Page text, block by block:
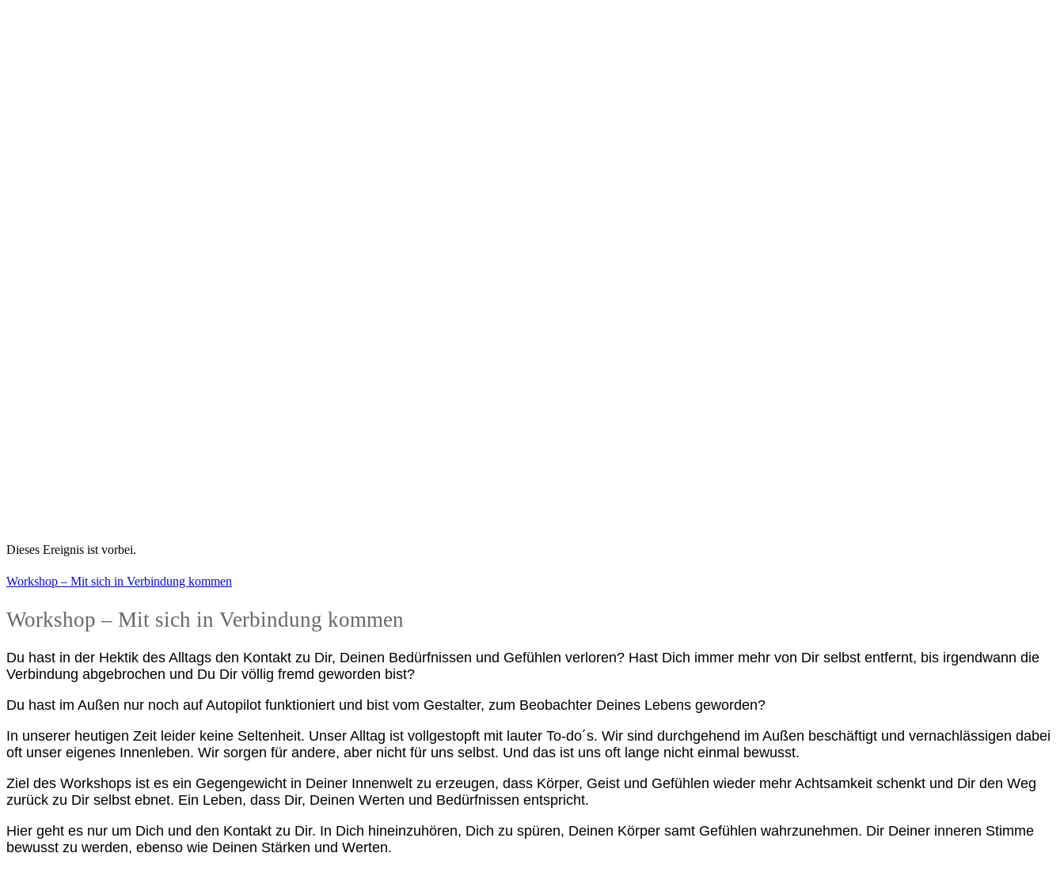
Dieses Ereignis ist vorbei.
Workshop – Mit sich in Verbindung kommen
Workshop – Mit sich in Verbindung kommen
Du hast in der Hektik des Alltags den Kontakt zu Dir, Deinen Bedürfnissen und Gefühlen verloren? Hast Dich immer mehr von Dir selbst entfernt, bis irgendwann die
Verbindung abgebrochen und Du Dir völlig fremd geworden bist?
Du hast im Außen nur noch auf Autopilot funktioniert und bist vom Gestalter, zum Beobachter Deines Lebens geworden?
In unserer heutigen Zeit leider keine Seltenheit. Unser Alltag ist vollgestopft mit lauter To-do´s. Wir sind durchgehend im Außen beschäftigt und vernachlässigen dabei
oft unser eigenes Innenleben. Wir sorgen für andere, aber nicht für uns selbst. Und das ist uns oft lange nicht einmal bewusst.
Ziel des Workshops ist es ein Gegengewicht in Deiner Innenwelt zu erzeugen, dass Körper, Geist und Gefühlen wieder mehr Achtsamkeit schenkt und Dir den Weg
zurück zu Dir selbst ebnet. Ein Leben, dass Dir, Deinen Werten und Bedürfnissen entspricht.
Hier geht es nur um Dich und den Kontakt zu Dir. In Dich hineinzuhören, Dich zu spüren, Deinen Körper samt Gefühlen wahrzunehmen. Dir Deiner inneren Stimme
bewusst zu werden, ebenso wie Deinen Stärken und Werten.